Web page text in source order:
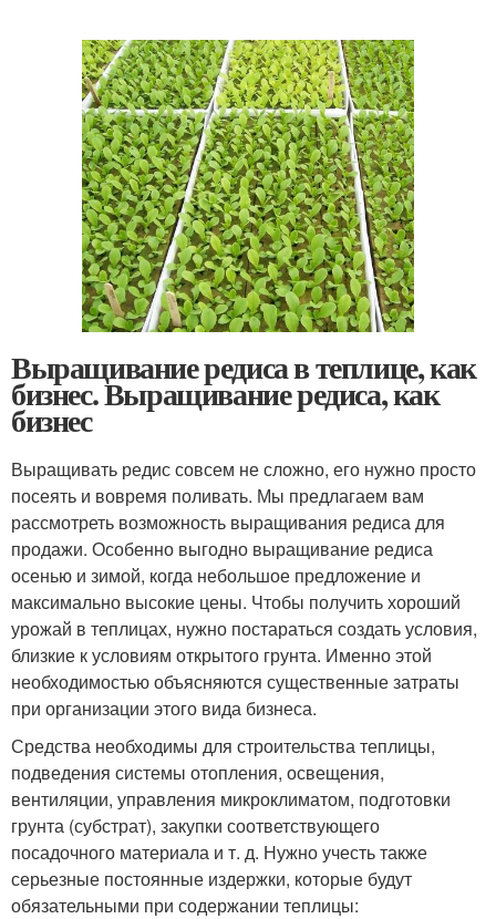
Выращивание редиса в теплице, как
бизнес. Выращивание редиса, как
бизнес
Выращивать редис совсем не сложно, его нужно просто
посеять и вовремя поливать. Мы предлагаем вам
рассмотреть возможность выращивания редиса для
продажи. Особенно выгодно выращивание редиса
осенью и зимой, когда небольшое предложение и
максимально высокие цены. Чтобы получить хороший
урожай в теплицах, нужно постараться создать условия,
близкие к условиям открытого грунта. Именно этой
необходимостью объясняются существенные затраты
при организации этого вида бизнеса.
Средства необходимы для строительства теплицы,
подведения системы отопления, освещения,
вентиляции, управления микроклиматом, подготовки
грунта (субстрат), закупки соответствующего
посадочного материала и т. д. Нужно учесть также
серьезные постоянные издержки, которые будут
обязательными при содержании теплицы: